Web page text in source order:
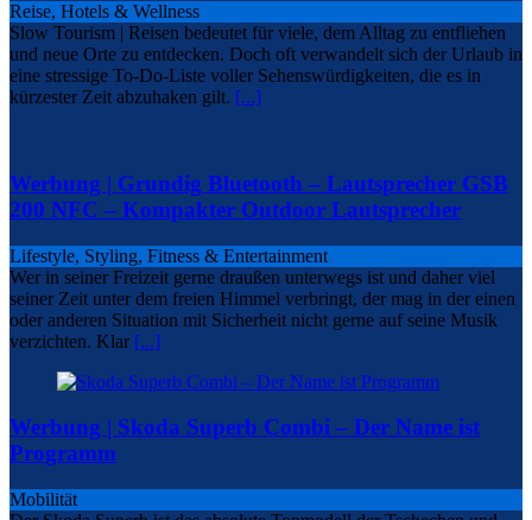
Reise, Hotels & Wellness
Slow Tourism | Reisen bedeutet für viele, dem Alltag zu entfliehen
und neue Orte zu entdecken. Doch oft verwandelt sich der Urlaub in
eine stressige To-Do-Liste voller Sehenswürdigkeiten, die es in
kürzester Zeit abzuhaken gilt. [...]
Werbung | Grundig Bluetooth – Lautsprecher GSB
200 NFC – Kompakter Outdoor Lautsprecher
Lifestyle, Styling, Fitness & Entertainment
Wer in seiner Freizeit gerne draußen unterwegs ist und daher viel
seiner Zeit unter dem freien Himmel verbringt, der mag in der einen
oder anderen Situation mit Sicherheit nicht gerne auf seine Musik
verzichten. Klar [...]
Werbung | Skoda Superb Combi – Der Name ist
Programm
Mobilität